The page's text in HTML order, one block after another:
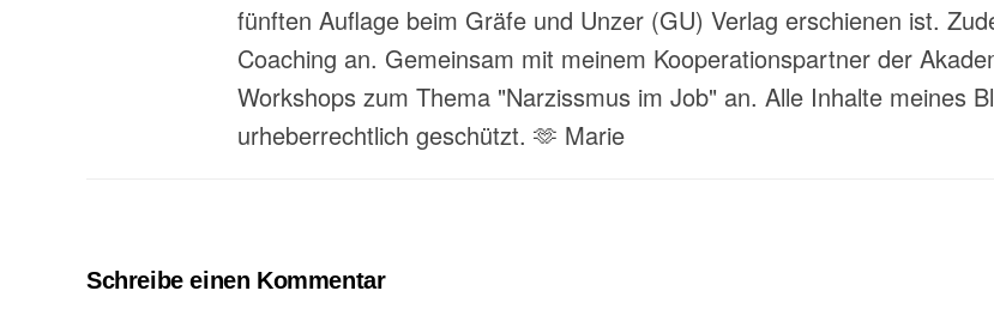
fünften Auflage beim Gräfe und Unzer (GU) Verlag erschienen ist.
Coaching an. Gemeinsam mit meinem Kooperationspartner der
Workshops zum Thema "Narzissmus im Job" an. Alle Inhalte meines
urheberrechtlich geschützt. 🫶 Marie
Schreibe einen Kommentar